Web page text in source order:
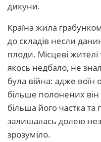
дикуни.
Країна жила
до складів несли
плоди. Місцеві
якось недбало, не
була війна: адже воїн
більше полонених він
більша його частка
залишалась долею
зрозуміло.